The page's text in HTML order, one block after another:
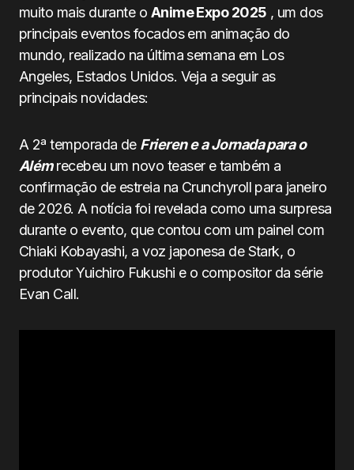
muito mais durante o Anime Expo 2025 , um dos
principais eventos focados em animação do
mundo, realizado na última semana em Los
Angeles, Estados Unidos. Veja a seguir as
principais novidades:
A 2ª temporada de Frieren e a Jornada para o
Alémrecebeu um novo teaser e também a
confirmação de estreia na Crunchyroll para janeiro
de 2026. A notícia foi revelada como uma surpresa
durante o evento, que contou com um painel com
Chiaki Kobayashi, a voz japonesa de Stark, o
produtor Yuichiro Fukushi e o compositor da série
Evan Call.